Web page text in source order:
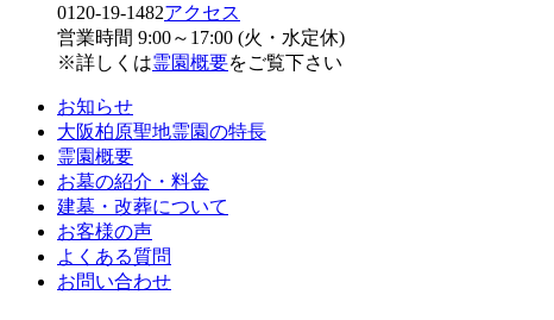
0120-19-1482アクセス
営業時間 9:00～17:00 (火・水定休)
※詳しくは霊園概要をご覧下さい
お知らせ
大阪柏原聖地霊園の特長
霊園概要
お墓の紹介・料金
建墓・改葬について
お客様の声
よくある質問
お問い合わせ